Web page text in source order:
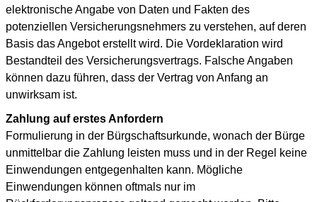
elektronische Angabe von Daten und Fakten des
potenziellen Versicherungsnehmers zu verstehen, auf deren
Basis das Angebot erstellt wird. Die Vordeklaration wird
Bestandteil des Versicherungsvertrags. Falsche Angaben
können dazu führen, dass der Vertrag von Anfang an
unwirksam ist.
Zahlung auf erstes Anfordern
Formulierung in der Bürgschaftsurkunde, wonach der Bürge
unmittelbar die Zahlung leisten muss und in der Regel keine
Einwendungen entgegenhalten kann. Mögliche
Einwendungen können oftmals nur im